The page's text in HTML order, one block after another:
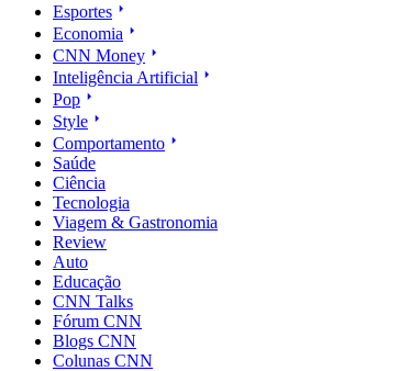
Esportes
Economia
CNN Money
Inteligência Artificial
Pop
Style
Comportamento
Saúde
Ciência
Tecnologia
Viagem & Gastronomia
Review
Auto
Educação
CNN Talks
Fórum CNN
Blogs CNN
Colunas CNN